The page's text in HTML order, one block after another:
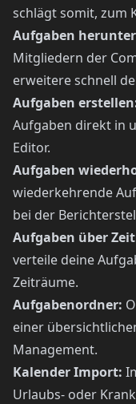
schlägt somit, zum
Aufgaben
Mitgliedern der
erweitere schnell
Aufgaben
Aufgaben direkt in
Editor.
Aufgaben
wiederkehrende
bei der
Aufgaben über
verteile deine
Zeiträume.
Aufgabenordner:
einer
Management.
Kalender Import:
Urlaubs- oder